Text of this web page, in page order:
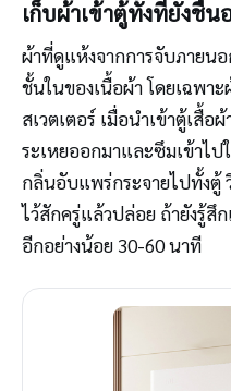
เก็บผ้าเข้าตู้ทั้งที่ยังชื้
ผ้าที่ดูแห้งจากการจับภายน
ชั้นในของเนื้อผ้า โดยเฉพา
สเวตเตอร์ เมื่อนำเข้าตู้เสื้
ระเหยออกมาและซึมเข้าไ
กลิ่นอับแพร่กระจายไปทั้งตู้
ไว้สักครู่แล้วปล่อย ถ้ายังรู้สึ
อีกอย่างน้อย 30-60 นาที